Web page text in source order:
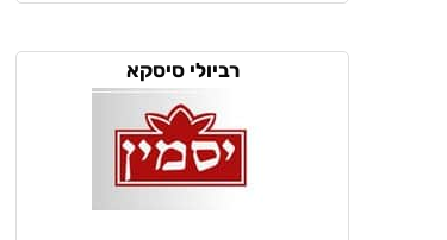
רביולי סיסקא